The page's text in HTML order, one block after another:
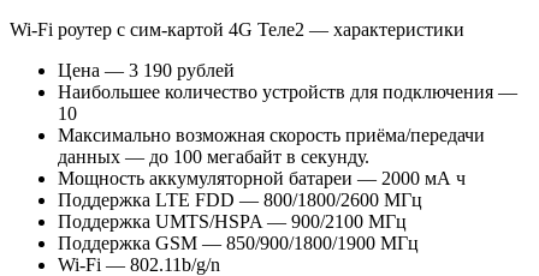
Wi-Fi роутер с сим-картой 4G Теле2 — характеристики
Цена — 3 190 рублей
Наибольшее количество устройств для подключения —
10
Максимально возможная скорость приёма/передачи
данных — до 100 мегабайт в секунду.
Мощность аккумуляторной батареи — 2000 мА ч
Поддержка LTE FDD — 800/1800/2600 МГц
Поддержка UMTS/HSPA — 900/2100 МГц
Поддержка GSM — 850/900/1800/1900 МГц
Wi-Fi — 802.11b/g/n